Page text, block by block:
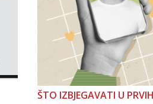
ŠTO IZBJEGAVATI U